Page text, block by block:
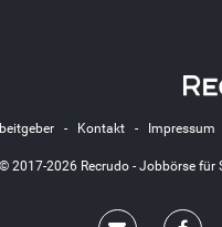
- Kontakt- Impressum
© 2017-2026 Recrudo - Jobbörse für